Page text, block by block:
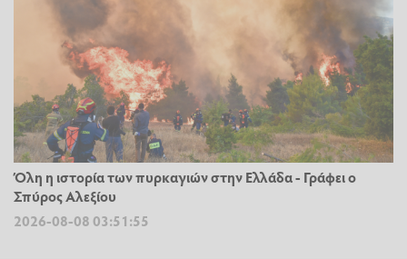
Όλη η ιστορία των πυρκαγιών στην Ελλάδα - Γράφει ο
Σπύρος Αλεξίου
2026-08-08 03:51:55